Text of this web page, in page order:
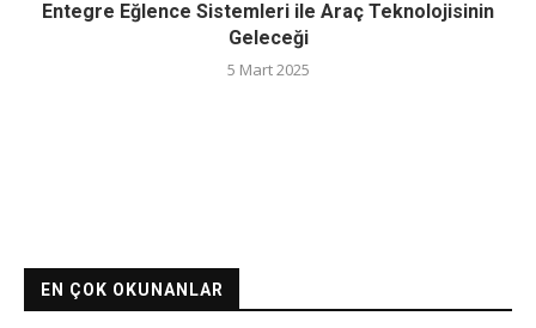
Entegre Eğlence Sistemleri ile Araç Teknolojisinin
Geleceği
5 Mart 2025
EN ÇOK OKUNANLAR